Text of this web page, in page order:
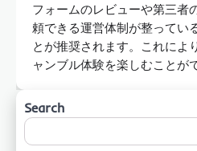
フォームのレビューや第三者
頼できる運営体制が整ってい
とが推奨されます。これによ
ャンブル体験を楽しむことが
Search